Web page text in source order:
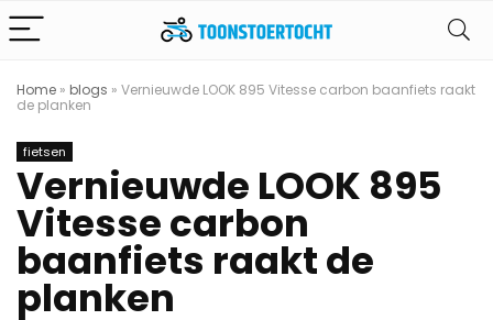
Home » blogs » Vernieuwde LOOK 895 Vitesse carbon baanfiets raakt
de planken
fietsen
Vernieuwde LOOK 895
Vitesse carbon
baanfiets raakt de
planken